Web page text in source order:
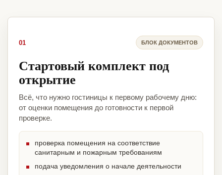
01 БЛОК ДОКУМЕНТОВ
Стартовый комплект под
открытие
Всё, что нужно гостиницы к первому рабочему дню:
от оценки помещения до готовности к первой
проверке.
проверка помещения на соответствие
санитарным и пожарным требованиям
подача уведомления о начале деятельности